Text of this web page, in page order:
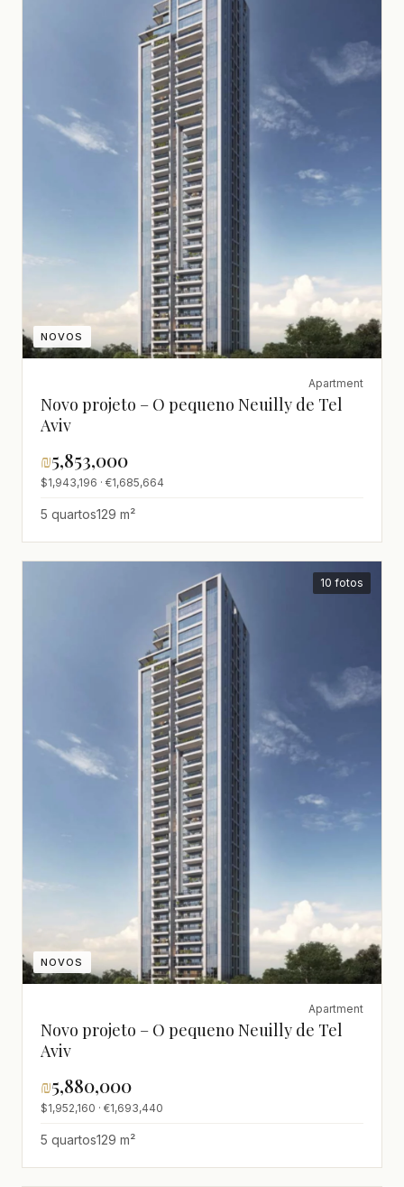
NOVOS
Apartment
Novo projeto – O pequeno Neuilly de Tel
Aviv
₪5,853,000
$1,943,196 · €1,685,664
5 quartos129 m²
NOVOS
10 fotos
Apartment
Novo projeto – O pequeno Neuilly de Tel
Aviv
₪5,880,000
$1,952,160 · €1,693,440
5 quartos129 m²